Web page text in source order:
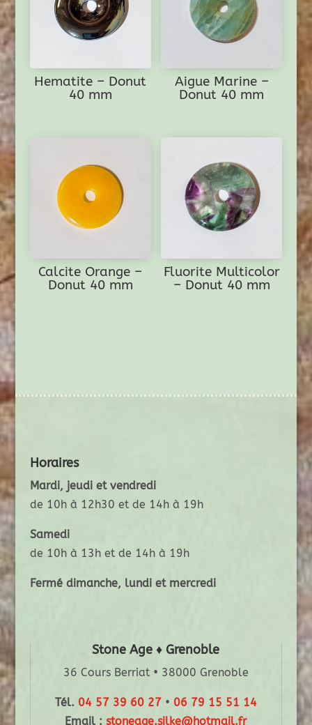
Hematite – Donut
40 mm
Aigue Marine –
Donut 40 mm
Calcite Orange –
Donut 40 mm
Fluorite Multicolor
– Donut 40 mm
Horaires
Mardi, jeudi et vendredi
de 10h à 12h30 et de 14h à 19h
Samedi
de 10h à 13h et de 14h à 19h
Fermé dimanche, lundi et mercredi
Stone Age ♦ Grenoble
36 Cours Berriat • 38000 Grenoble
Tél. 04 57 39 60 27• 06 79 15 51 14
Email : stoneage.silke@hotmail.fr